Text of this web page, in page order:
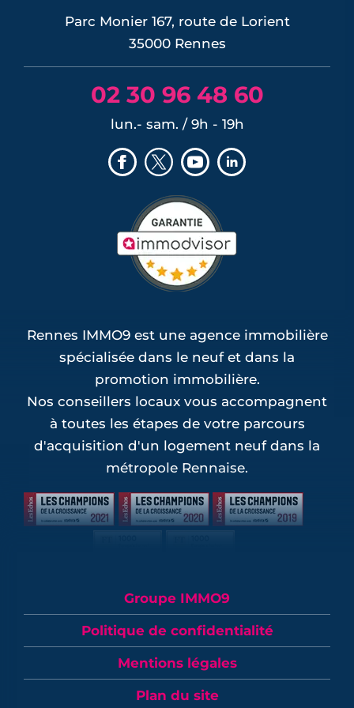
Parc Monier 167, route de Lorient
35000 Rennes
02 30 96 48 60
lun.- sam. / 9h - 19h
Rennes IMMO9 est une agence immobilière
spécialisée dans le neuf et dans la
promotion immobilière.
Nos conseillers locaux vous accompagnent
à toutes les étapes de votre parcours
d'acquisition d'un logement neuf dans la
métropole Rennaise.
Groupe IMMO9
Politique de confidentialité
Mentions légales
Plan du site